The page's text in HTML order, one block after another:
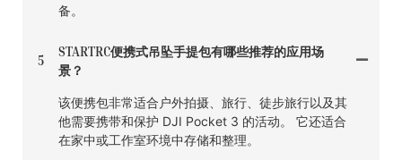
备。
5
STARTRC便携式吊坠手提包有哪些推荐的应用场
景？
该便携包非常适合户外拍摄、旅行、徒步旅行以及其
他需要携带和保护 DJI Pocket 3 的活动。 它还适合
在家中或工作室环境中存储和整理。